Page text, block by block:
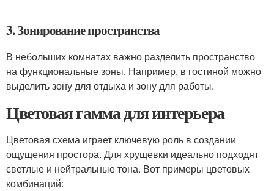
3. Зонирование пространства
В небольших комнатах важно разделить пространство
на функциональные зоны. Например, в гостиной можно
выделить зону для отдыха и зону для работы.
Цветовая гамма для интерьера
Цветовая схема играет ключевую роль в создании
ощущения простора. Для хрущевки идеально подходят
светлые и нейтральные тона. Вот примеры цветовых
комбинаций: